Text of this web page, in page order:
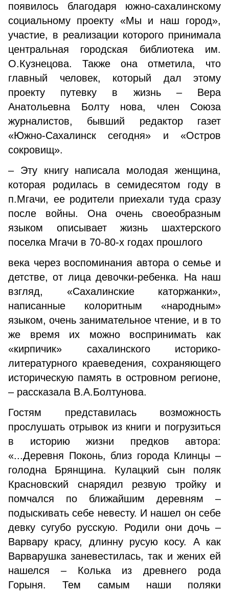
появилось благодаря южно-сахалинскому
социальному проекту «Мы и наш город»,
участие, в реализации которого принимала
центральная городская библиотека им.
О.Кузнецова. Также она отметила, что
главный человек, который дал этому
проекту путевку в жизнь – Вера
Анатольевна Болту нова, член Союза
журналистов, бывший редактор газет
«Южно-Сахалинск сегодня» и «Остров
сокровищ».
– Эту книгу написала молодая женщина,
которая родилась в семидесятом году в
п.Мгачи, ее родители приехали туда сразу
после войны. Она очень своеобразным
языком описывает жизнь шахтерского
поселка Мгачи в 70-80-х годах прошлого
века через воспоминания автора о семье и
детстве, от лица девочки-ребенка. На наш
взгляд, «Сахалинские каторжанки»,
написанные колоритным «народным»
языком, очень занимательное чтение, и в то
же время их можно воспринимать как
«кирпичик» сахалинского историко-
литературного краеведения, сохраняющего
историческую память в островном регионе,
– рассказала В.А.Болтунова.
Гостям представилась возможность
прослушать отрывок из книги и погрузиться
в историю жизни предков автора:
«...Деревня Поконь, близ города Клинцы –
голодна Брянщина. Кулацкий сын поляк
Красновский снарядил резвую тройку и
помчался по ближайшим деревням –
подыскивать себе невесту. И нашел он себе
девку сугубо русскую. Родили они дочь –
Варвару красу, длинну русую косу. А как
Варварушка заневестилась, так и жених ей
нашелся – Колька из древнего рода
Горыня. Тем самым наши поляки